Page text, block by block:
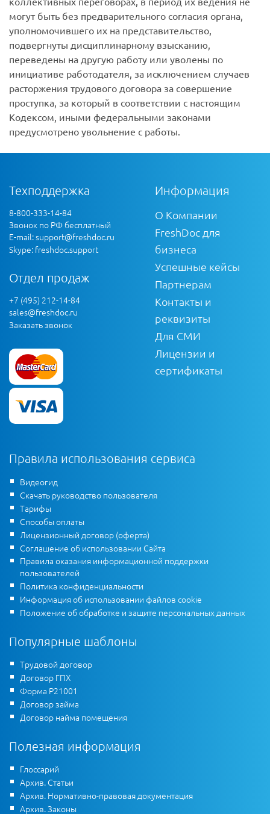
могут быть без предварительного согласия органа,
уполномочившего их на представительство,
подвергнуты дисциплинарному взысканию,
переведены на другую работу или уволены по
инициативе работодателя, за исключением случаев
расторжения трудового договора за совершение
проступка, за который в соответствии с настоящим
Кодексом, иными федеральными законами
предусмотрено увольнение с работы.
Техподдержка
8-800-333-14-84
Звонок по РФ бесплатный
E-mail:support@freshdoc.ru
Skype: freshdoc.support
Отдел продаж
+7 (495) 212-14-84
sales@freshdoc.ru
Заказать звонок
Информация
О Компании
FreshDoc для
бизнеса
Успешные кейсы
Партнерам
Контакты и
реквизиты
Для СМИ
Лицензии и
сертификаты
Правила использования сервиса
Видеогид
Скачать руководство пользователя
Тарифы
Способы оплаты
Лицензионный договор (оферта)
Соглашение об использовании Сайта
Правила оказания информационной поддержки
пользователей
Политика конфиденциальности
Информация об использовании файлов cookie
Положение об обработке и защите персональных данных
Популярные шаблоны
Трудовой договор
Договор ГПХ
Форма Р21001
Договор займа
Договор найма помещения
Полезная информация
Глоссарий
Архив. Статьи
Архив. Нормативно-правовая документация
Архив. Законы